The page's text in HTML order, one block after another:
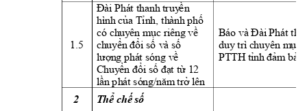
1.5
Đài Phát thanh truyền
hình của Tỉnh, thành phố
có chuyên mục riêng về
chuyển đổi số và số
lượng phát sóng về
Chuyển đổi số đạt từ 12
lần phát sóng/năm trở lên
Báo và Đài Phát t
duy trì chuyên mục
PTTH tỉnh đảm bảo
2 Thể chế số